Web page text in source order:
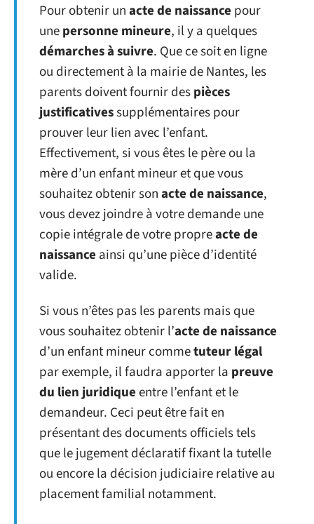
Pour obtenir unacte de naissance pour
unepersonne mineure, il y a quelques
démarches à suivre. Que ce soit en ligne
ou directement à la mairie de Nantes, les
parents doivent fournir despièces
justificativessupplémentaires pour
prouver leur lien avec l’enfant.
Effectivement, si vous êtes le père ou la
mère d’un enfant mineur et que vous
souhaitez obtenir sonacte de naissance,
vous devez joindre à votre demande une
copie intégrale de votre propreacte de
naissance ainsi qu’une pièce d’identité
valide.
Si vous n’êtes pas les parents mais que
vous souhaitez obtenir l’acte de naissance
d’un enfant mineur commetuteur légal
par exemple, il faudra apporter la preuve
du lien juridiqueentre l’enfant et le
demandeur. Ceci peut être fait en
présentant des documents officiels tels
que le jugement déclaratif fixant la tutelle
ou encore la décision judiciaire relative au
placement familial notamment.